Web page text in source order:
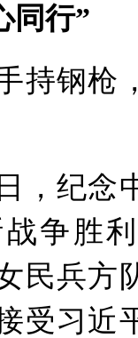
同行”
钢枪
纪念
争胜
民兵方
受习近